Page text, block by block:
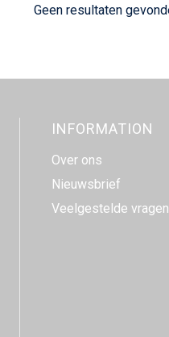
Geen resultaten
INFORMATION
Over ons
Nieuwsbrief
Veelgestelde vragen